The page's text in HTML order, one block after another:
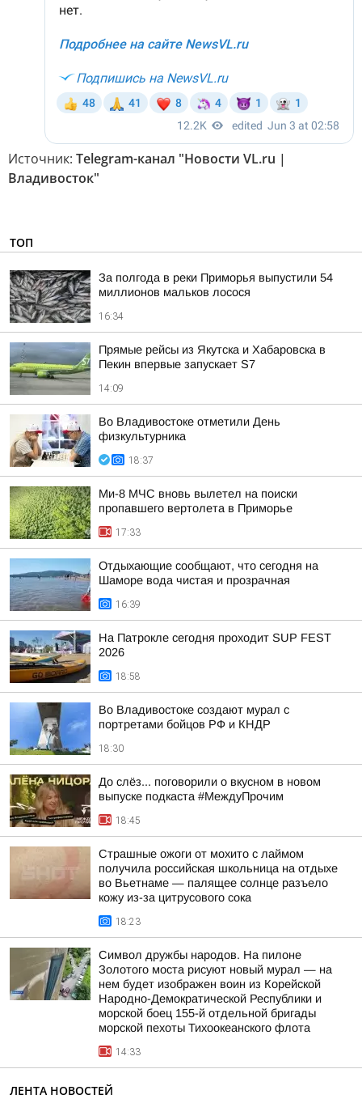
Источник: Telegram-канал "Новости VL.ru |
Владивосток"
ТОП
За полгода в реки Приморья выпустили 54
миллионов мальков лосося
16:34
Прямые рейсы из Якутска и Хабаровска в
Пекин впервые запускает S7
14:09
Во Владивостоке отметили День
физкультурника
18:37
Ми-8 МЧС вновь вылетел на поиски
пропавшего вертолета в Приморье
17:33
Отдыхающие сообщают, что сегодня на
Шаморе вода чистая и прозрачная
16:39
На Патрокле сегодня проходит SUP FEST
2026
18:58
Во Владивостоке создают мурал с
портретами бойцов РФ и КНДР
18:30
До слёз... поговорили о вкусном в новом
выпуске подкаста #МеждуПрочим
18:45
Страшные ожоги от мохито с лаймом
получила российская школьница на отдыхе
во Вьетнаме — палящее солнце разъело
кожу из-за цитрусового сока
18:23
Символ дружбы народов. На пилоне
Золотого моста рисуют новый мурал — на
нем будет изображен воин из Корейской
Народно-Демократической Республики и
морской боец 155-й отдельной бригады
морской пехоты Тихоокеанского флота
14:33
ЛЕНТА НОВОСТЕЙ